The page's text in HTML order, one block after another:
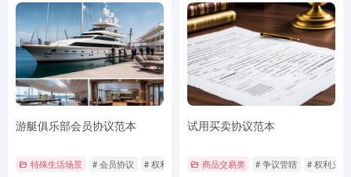
游艇俱乐部会员协议范本
特殊生活场景 # 会员协议 # 权利义务 # 法律范本
试用买卖协议范本
商品交易类 # 争议管辖 # 权利义务